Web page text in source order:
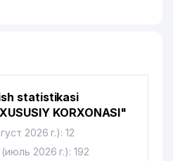
statistikasi
KORXONASI"
2026 г.): 12
2026 г.): 192